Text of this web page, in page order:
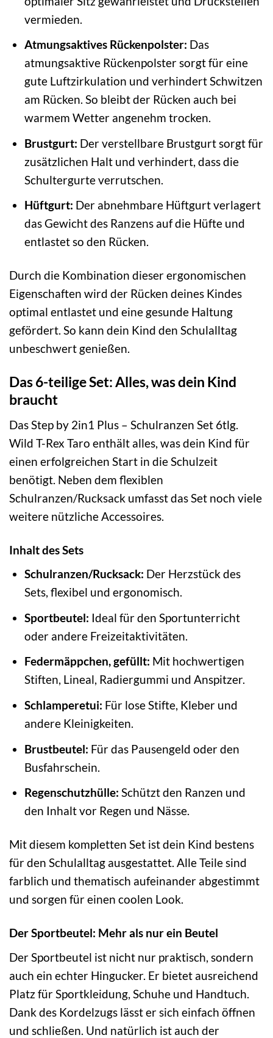
vermieden.
Atmungsaktives Rückenpolster: Das
atmungsaktive Rückenpolster sorgt für eine
gute Luftzirkulation und verhindert Schwitzen
am Rücken. So bleibt der Rücken auch bei
warmem Wetter angenehm trocken.
Brustgurt: Der verstellbare Brustgurt sorgt für
zusätzlichen Halt und verhindert, dass die
Schultergurte verrutschen.
Hüftgurt: Der abnehmbare Hüftgurt verlagert
das Gewicht des Ranzens auf die Hüfte und
entlastet so den Rücken.
Durch die Kombination dieser ergonomischen
Eigenschaften wird der Rücken deines Kindes
optimal entlastet und eine gesunde Haltung
gefördert. So kann dein Kind den Schulalltag
unbeschwert genießen.
Das 6-teilige Set: Alles, was dein Kind
braucht
Das Step by 2in1 Plus – Schulranzen Set 6tlg.
Wild T-Rex Taro enthält alles, was dein Kind für
einen erfolgreichen Start in die Schulzeit
benötigt. Neben dem flexiblen
Schulranzen/Rucksack umfasst das Set noch viele
weitere nützliche Accessoires.
Inhalt des Sets
Schulranzen/Rucksack: Der Herzstück des
Sets, flexibel und ergonomisch.
Sportbeutel: Ideal für den Sportunterricht
oder andere Freizeitaktivitäten.
Federmäppchen, gefüllt: Mit hochwertigen
Stiften, Lineal, Radiergummi und Anspitzer.
Schlamperetui: Für lose Stifte, Kleber und
andere Kleinigkeiten.
Brustbeutel: Für das Pausengeld oder den
Busfahrschein.
Regenschutzhülle: Schützt den Ranzen und
den Inhalt vor Regen und Nässe.
Mit diesem kompletten Set ist dein Kind bestens
für den Schulalltag ausgestattet. Alle Teile sind
farblich und thematisch aufeinander abgestimmt
und sorgen für einen coolen Look.
Der Sportbeutel: Mehr als nur ein Beutel
Der Sportbeutel ist nicht nur praktisch, sondern
auch ein echter Hingucker. Er bietet ausreichend
Platz für Sportkleidung, Schuhe und Handtuch.
Dank des Kordelzugs lässt er sich einfach öffnen
und schließen. Und natürlich ist auch der